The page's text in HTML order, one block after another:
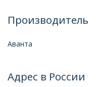
Производитель
Аванта
Адрес в России